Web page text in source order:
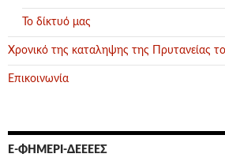
Το δίκτυό μας
Χρονικό της καταληψης της Πρυτανείας
Επικοινωνία
Ε-ΦΗΜΕΡΊ-ΔΕΕΕΕΣ